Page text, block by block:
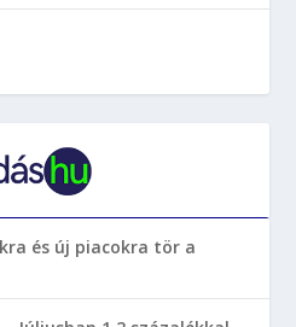
és új piacokra tör a